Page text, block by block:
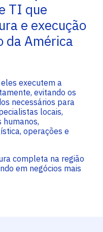
TI que
e execução
da América
executem a
evitando os
necessários para
locais,
humanos,
operações e
completa na região
em negócios mais